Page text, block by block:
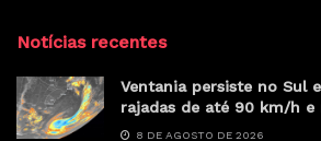
Notícias recentes
Ventania persiste no Sul
rajadas de até 90 km/h e
8 DE AGOSTO DE 2026